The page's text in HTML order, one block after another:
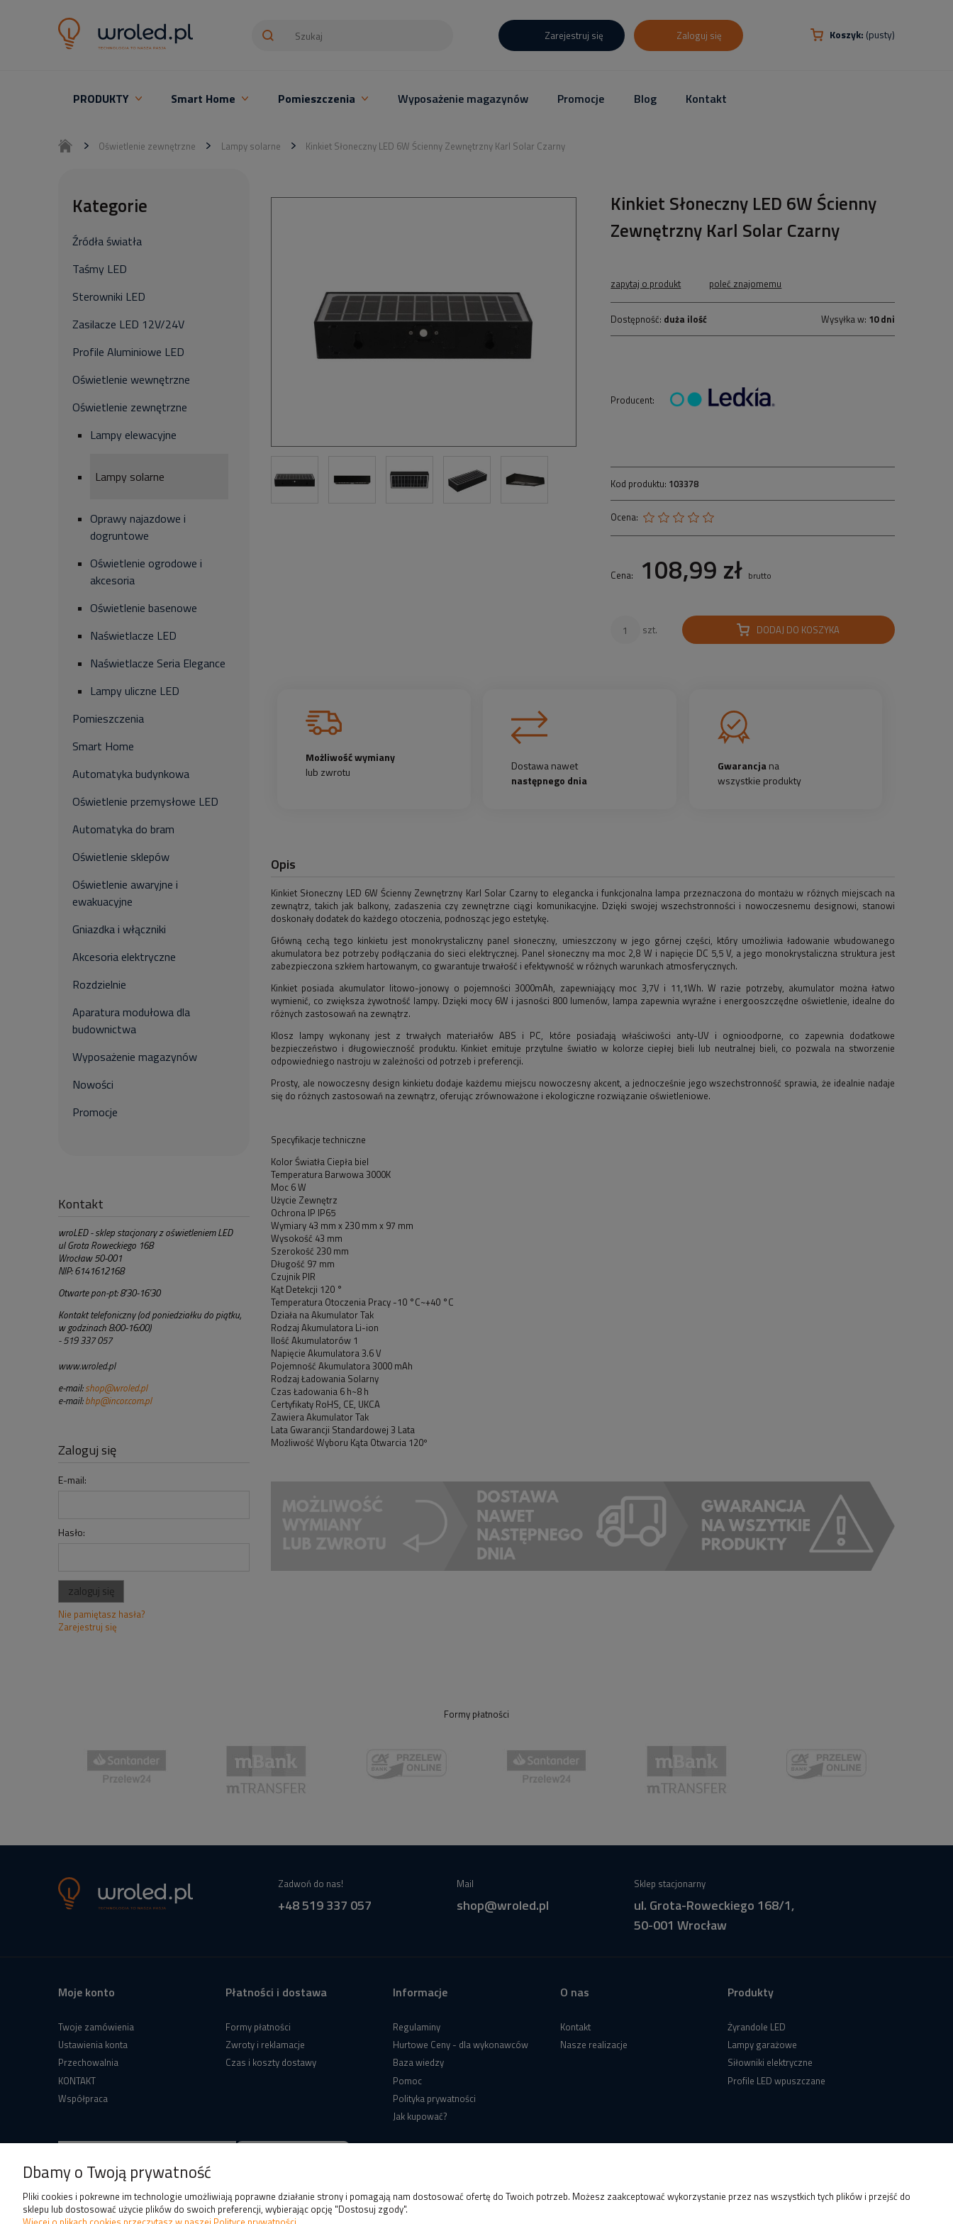
Koszyk: (pusty)
Zarejestruj się Zaloguj się
PRODUKTY Smart Home Pomieszczenia Wyposażenie magazynów Promocje Blog Kontakt
Oświetlenie zewnętrzne Lampy solarne Kinkiet Słoneczny LED 6W Ścienny Zewnętrzny Karl Solar Czarny
Kategorie
Źródła światła
Taśmy LED
Sterowniki LED
Zasilacze LED 12V/24V
Profile Aluminiowe LED
Oświetlenie wewnętrzne
Oświetlenie zewnętrzne
Lampy elewacyjne
Lampy solarne
Oprawy najazdowe i
dogruntowe
Oświetlenie ogrodowe i
akcesoria
Oświetlenie basenowe
Naświetlacze LED
Naświetlacze Seria Elegance
Lampy uliczne LED
Pomieszczenia
Smart Home
Automatyka budynkowa
Oświetlenie przemysłowe LED
Automatyka do bram
Oświetlenie sklepów
Oświetlenie awaryjne i
ewakuacyjne
Gniazdka i włączniki
Akcesoria elektryczne
Rozdzielnie
Aparatura modułowa dla
budownictwa
Wyposażenie magazynów
Nowości
Promocje
Kontakt
wroLED - sklep stacjonary z oświetleniem LED
ul Grota Roweckiego 168
Wrocław 50-001
NIP: 6141612168
Otwarte pon-pt: 8'30-16'30
Kontakt telefoniczny (od poniedziałku do piątku,
w godzinach 8:00-16:00)
- 519 337 057
www.wroled.pl
e-mail: shop@wroled.pl
e-mail:bhp@incor.com.pl
Zaloguj się
E-mail:
Hasło:
zaloguj się
Nie pamiętasz hasła?
Zarejestruj się
Kinkiet Słoneczny LED 6W Ścienny
Zewnętrzny Karl Solar Czarny
zapytaj o produkt poleć znajomemu
Dostępność: duża ilość Wysyłka w: 10 dni
Producent:
Kod produktu: 103378
Ocena:
Cena: 108,99 zł brutto
szt. DODAJ DO KOSZYKA
Możliwość wymiany
lub zwrotu
Dostawa nawet
następnego dnia
Gwarancjana
wszystkie produkty
Opis
Kinkiet Słoneczny LED 6W Ścienny Zewnętrzny Karl Solar Czarny to elegancka i funkcjonalna lampa przeznaczona do montażu w różnych miejscach na
zewnątrz, takich jak balkony, zadaszenia czy zewnętrzne ciągi komunikacyjne. Dzięki swojej wszechstronności i nowoczesnemu designowi, stanowi
doskonały dodatek do każdego otoczenia, podnosząc jego estetykę.
Główną cechą tego kinkietu jest monokrystaliczny panel słoneczny, umieszczony w jego górnej części, który umożliwia ładowanie wbudowanego
akumulatora bez potrzeby podłączania do sieci elektrycznej. Panel słoneczny ma moc 2,8 W i napięcie DC 5,5 V, a jego monokrystaliczna struktura jest
zabezpieczona szkłem hartowanym, co gwarantuje trwałość i efektywność w różnych warunkach atmosferycznych.
Kinkiet posiada akumulator litowo-jonowy o pojemności 3000mAh, zapewniający moc 3,7V i 11,1Wh. W razie potrzeby, akumulator można łatwo
wymienić, co zwiększa żywotność lampy. Dzięki mocy 6W i jasności 800 lumenów, lampa zapewnia wyraźne i energooszczędne oświetlenie, idealne do
różnych zastosowań na zewnątrz.
Klosz lampy wykonany jest z trwałych materiałów ABS i PC, które posiadają właściwości anty-UV i ognioodporne, co zapewnia dodatkowe
bezpieczeństwo i długowieczność produktu. Kinkiet emituje przytulne światło w kolorze ciepłej bieli lub neutralnej bieli, co pozwala na stworzenie
odpowiedniego nastroju w zależności od potrzeb i preferencji.
Prosty, ale nowoczesny design kinkietu dodaje każdemu miejscu nowoczesny akcent, a jednocześnie jego wszechstronność sprawia, że idealnie nadaje
się do różnych zastosowań na zewnątrz, oferując zrównoważone i ekologiczne rozwiązanie oświetleniowe.
Specyfikacje techniczne
Kolor Światła Ciepła biel
Temperatura Barwowa 3000K
Moc 6 W
Użycie Zewnętrz
Ochrona IP IP65
Wymiary 43 mm x 230 mm x 97 mm
Wysokość 43 mm
Szerokość 230 mm
Długość 97 mm
Czujnik PIR
Kąt Detekcji 120 °
Temperatura Otoczenia Pracy -10 °C~+40 °C
Działa na Akumulator Tak
Rodzaj Akumulatora Li-ion
Ilość Akumulatorów 1
Napięcie Akumulatora 3.6 V
Pojemność Akumulatora 3000 mAh
Rodzaj Ładowania Solarny
Czas Ładowania 6 h~8 h
Certyfikaty RoHS, CE, UKCA
Zawiera Akumulator Tak
Lata Gwarancji Standardowej 3 Lata
Możliwość Wyboru Kąta Otwarcia 120º
Formy płatności
Zadwoń do nas!
+48 519 337 057
Mail
shop@wroled.pl
Sklep stacjonarny
ul. Grota-Roweckiego 168/1,
50-001 Wrocław
Moje konto
Twoje zamówienia
Ustawienia konta
Przechowalnia
KONTAKT
Współpraca
Płatności i dostawa
Formy płatności
Zwroty i reklamacje
Czas i koszty dostawy
Informacje
Regulaminy
Hurtowe Ceny - dla wykonawców
Baza wiedzy
Pomoc
Polityka prywatności
Jak kupować?
O nas
Kontakt
Nasze realizacje
Produkty
Żyrandole LED
Lampy garażowe
Siłowniki elektryczne
Profile LED wpuszczane
Dbamy o Twoją prywatność
Pliki cookies i pokrewne im technologie umożliwiają poprawne działanie strony i pomagają nam dostosować ofertę do Twoich potrzeb. Możesz zaakceptować wykorzystanie przez nas wszystkich tych plików i przejść do
sklepu lub dostosować użycie plików do swoich preferencji, wybierając opcję "Dostosuj zgody".